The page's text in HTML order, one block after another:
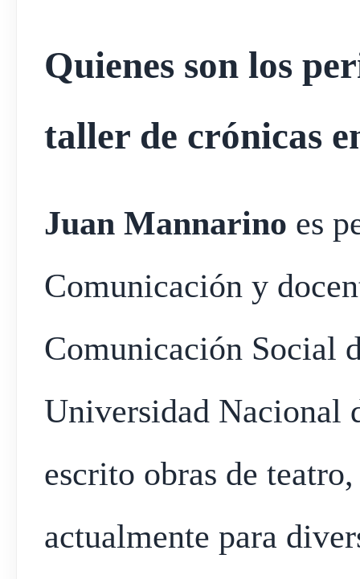
Quienes son los
taller de crónicas
Juan Mannarino es
Comunicación y
Comunicación Social
Universidad Nacional
escrito obras de
actualmente para